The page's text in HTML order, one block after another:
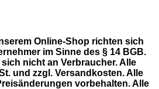
Online-Shop richten sich
im Sinne des § 14 BGB.
nicht an Verbraucher. Alle
und zzgl. Versandkosten. Alle
vorbehalten. Alle